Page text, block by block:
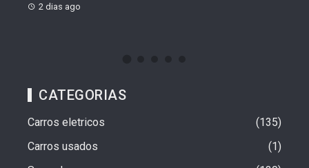
2 dias ago
CATEGORIAS
Carros eletricos
135
Carros usados
1